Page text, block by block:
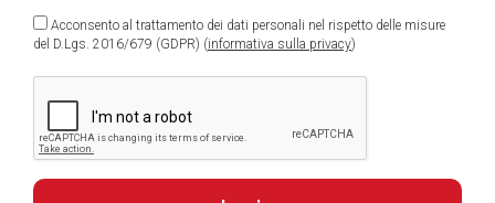
Acconsento al trattamento dei dati personali nel rispetto delle misure
del D.Lgs. 2016/679 (GDPR) (informativa sulla privacy)